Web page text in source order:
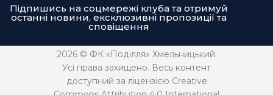
Підпишись на соцмережі клуба та отримуй
останні новини, ексклюзивні пропозиції та
сповіщення
2026 © ФК «Поділля» Хмельницький.
Усі права захищено. Весь контент
доступний за ліцензією Creative